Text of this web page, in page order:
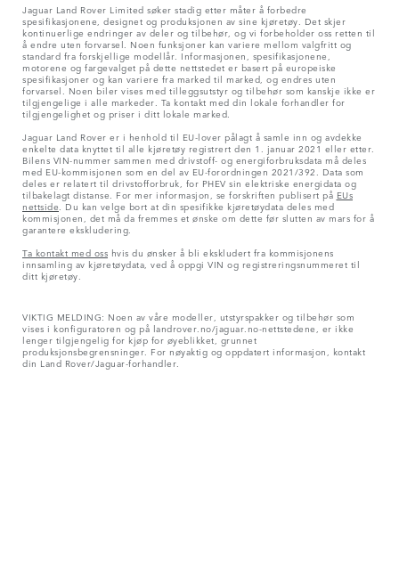
Jaguar Land Rover Limited søker stadig etter måter å forbedre
spesifikasjonene, designet og produksjonen av sine kjøretøy. Det skjer
kontinuerlige endringer av deler og tilbehør, og vi forbeholder oss retten til
å endre uten forvarsel. Noen funksjoner kan variere mellom valgfritt og
standard fra forskjellige modellår. Informasjonen, spesifikasjonene,
motorene og fargevalget på dette nettstedet er basert på europeiske
spesifikasjoner og kan variere fra marked til marked, og endres uten
forvarsel. Noen biler vises med tilleggsutstyr og tilbehør som kanskje ikke er
tilgjengelige i alle markeder. Ta kontakt med din lokale forhandler for
tilgjengelighet og priser i ditt lokale marked.
Jaguar Land Rover er i henhold til EU-lover pålagt å samle inn og avdekke
enkelte data knyttet til alle kjøretøy registrert den 1. januar 2021 eller etter.
Bilens VIN-nummer sammen med drivstoff- og energiforbruksdata må deles
med EU-kommisjonen som en del av EU-forordningen 2021/392. Data som
deles er relatert til drivstofforbruk, for PHEV sin elektriske energidata og
tilbakelagt distanse. For mer informasjon, se forskriften publisert på EUs
nettside . Du kan velge bort at din spesifikke kjøretøydata deles med
kommisjonen, det må da fremmes et ønske om dette før slutten av mars for å
garantere ekskludering.
Ta kontakt med oss hvis du ønsker å bli ekskludert fra kommisjonens
innsamling av kjøretøydata, ved å oppgi VIN og registreringsnummeret til
ditt kjøretøy.
VIKTIG MELDING: Noen av våre modeller, utstyrspakker og tilbehør som
vises i konfiguratoren og på landrover.no/jaguar.no-nettstedene, er ikke
lenger tilgjengelig for kjøp for øyeblikket, grunnet
produksjonsbegrensninger. For nøyaktig og oppdatert informasjon, kontakt
din Land Rover/Jaguar-forhandler.